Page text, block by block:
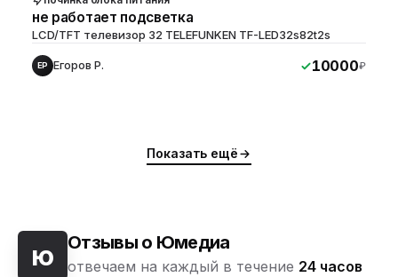
не работает подсветка
LCD/TFT телевизор 32 TELEFUNKEN TF-LED32s82t2s
ЕР Егоров Р. 10000₽
Показать ещё
ю Отзывы о Юмедиа
отвечаем на каждый в течение 24 часов